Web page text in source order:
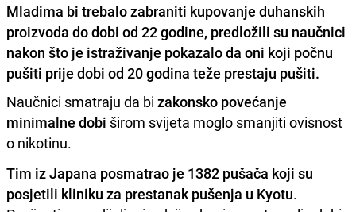
Mladima bi trebalo zabraniti kupovanje duhanskih
proizvoda do dobi od 22 godine, predložili su naučnici
nakon što je istraživanje pokazalo da oni koji počnu
pušiti prije dobi od 20 godina teže prestaju pušiti.
Naučnici smatraju da bi zakonsko povećanje
minimalne dobi širom svijeta moglo smanjiti ovisnost
o nikotinu.
Tim iz Japana posmatrao je 1382 pušača koji su
posjetili kliniku za prestanak pušenja u Kyotu.